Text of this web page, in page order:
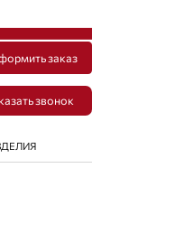
заказ
звонок